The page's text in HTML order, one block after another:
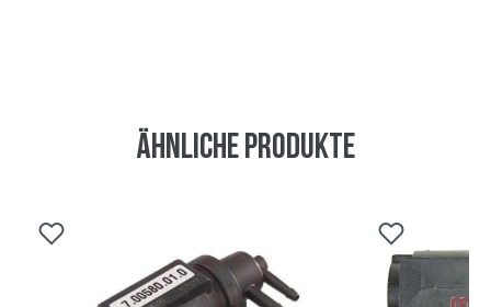
Ähnliche Produkte